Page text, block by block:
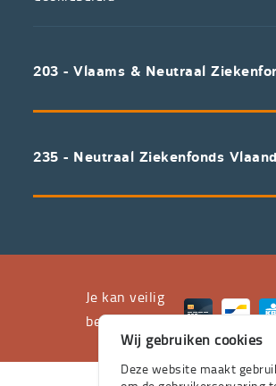
We
voorwaarden
uitstekend
waarvan
huis
203 - Vlaams & Neutraal
235 - Neutraal Ziekenfonds
Je kan veilig
betalen met
Wij gebruiken cookies
Deze website maakt